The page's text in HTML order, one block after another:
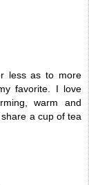
less as to more
favorite. I love
warm and
a cup of tea